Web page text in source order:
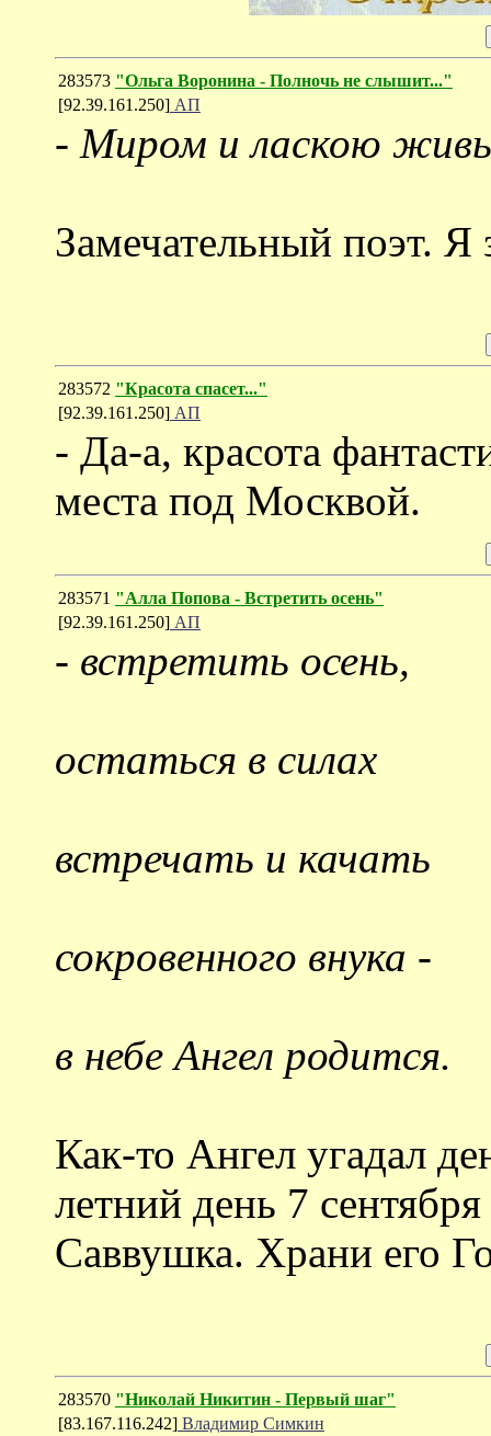
283573 "Ольга Воронина - Полночь не слышит..."
[92.39.161.250] АП
- Миром и ласкою
Замечательный поэт. Я
283572 "Красота спасет..."
[92.39.161.250] АП
- Да-а, красота
места под Москвой.
283571 "Алла Попова - Встретить осень"
[92.39.161.250] АП
- встретить осень,
остаться в силах
встречать и качать
сокровенного внука -
в небе Ангел родится.
Как-то Ангел угадал
летний день 7
Саввушка. Храни его
283570 "Николай Никитин - Первый шаг"
[83.167.116.242] Владимир Симкин